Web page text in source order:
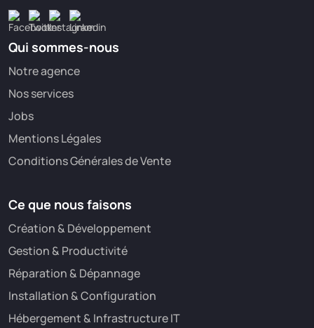
Qui sommes-nous
Notre agence
Nos services
Jobs
Mentions Légales
Conditions Générales de Vente
Ce que nous faisons
Création & Développement
Gestion & Productivité
Réparation & Dépannage
Installation & Configuration
Hébergement & Infrastructure IT